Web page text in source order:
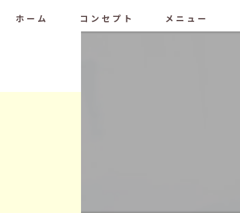
ホーム コンセプト メニュー